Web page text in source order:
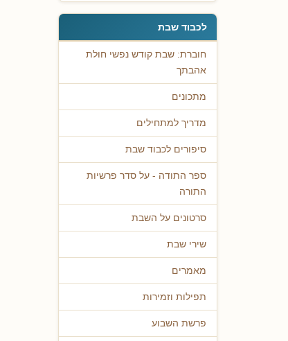
לכבוד שבת
חוברת: שבת קודש נפשי חולת
אהבתך
מתכונים
מדריך למתחילים
סיפורים לכבוד שבת
ספר התודה - על סדר פרשיות
התורה
סרטונים על השבת
שירי שבת
מאמרים
תפילות וזמירות
פרשת השבוע